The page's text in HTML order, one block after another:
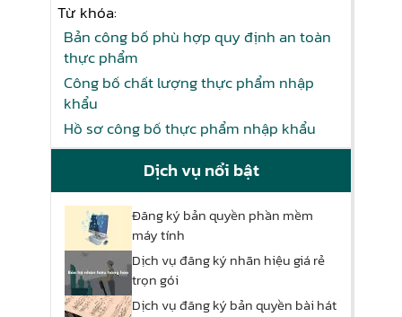
Từ khóa:
Bản công bố phù hợp quy định an toàn
thực phẩm
Công bố chất lượng thực phẩm nhập
khẩu
Hồ sơ công bố thực phẩm nhập khẩu
Dịch vụ nổi bật
Đăng ký bản quyền phần mềm
máy tính
Dịch vụ đăng ký nhãn hiệu giá rẻ
trọn gói
Dịch vụ đăng ký bản quyền bài hát